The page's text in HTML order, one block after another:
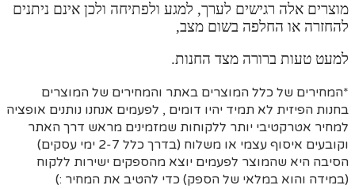
מוצרים אלה רגישים לערך, למגע ולפתיחה ולכן אינם ניתנים
להחזרה או החלפה בשום מצב,
למעט טעות ברורה מצד החנות.
*המחירים של כלל המוצרים באתר והמחירים של המוצרים
בחנות הפיזית לא תמיד יהיו דומים , לפעמים אנחנו נותנים אופציה
למחיר אטרקטיבי יותר ללקוחות שמזמינים מראש דרך האתר
וקובעים איסוף עצמי או משלוח (בדרך כלל 2-7 ימי עסקים)
הסיבה היא שהמוצר לפעמים יוצא מהספקים ישירות ללקוח
(במידה והוא במלאי של הספק) כדי להטיב את המחיר :)